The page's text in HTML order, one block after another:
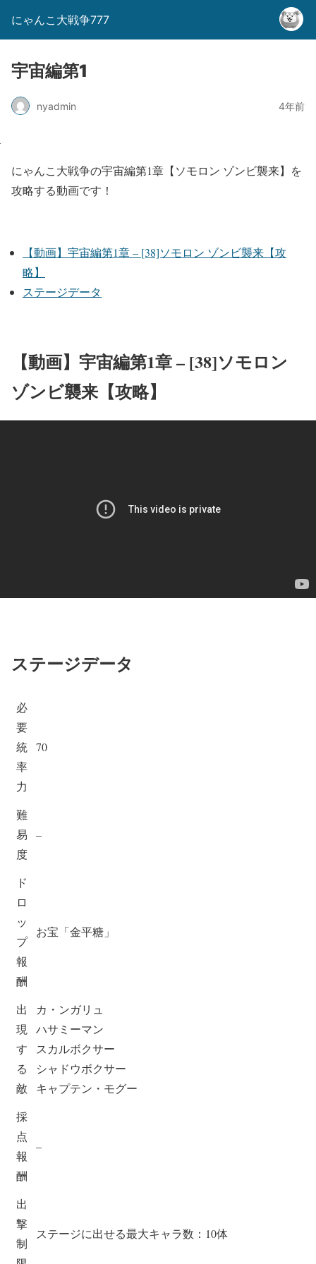
にゃんこ大戦争777
宇宙編第1
nyadmin 4年前
にゃんこ大戦争の宇宙編第1章【ソモロン ゾンビ襲来】を
攻略する動画です！
【動画】宇宙編第1章 – [38]ソモロン ゾンビ襲来【攻
略】
ステージデータ
【動画】宇宙編第1章 – [38]ソモロン
ゾンビ襲来【攻略】
ステージデータ
必
要
統
率
力
70
難
易
度
–
ド
ロ
ッ
プ
報
酬
お宝「金平糖」
出
現
す
る
敵
カ・ンガリュ
ハサミーマン
スカルボクサー
シャドウボクサー
キャプテン・モグー
採
点
報
酬
–
出
撃
制
ステージに出せる最大キャラ数：10体